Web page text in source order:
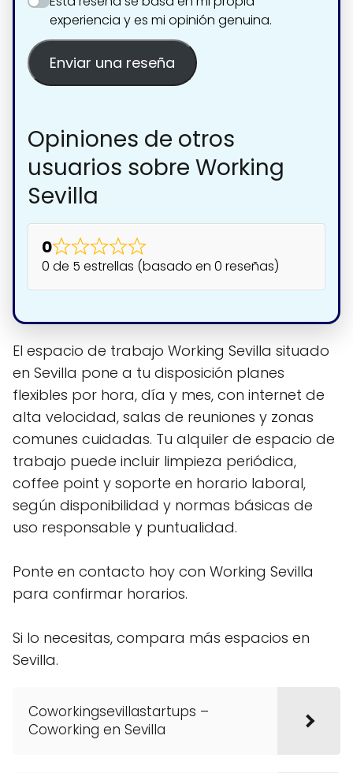
experiencia y es mi opinión genuina.
Enviar una reseña
Opiniones de otros
usuarios sobre Working
Sevilla
0
0 de 5 estrellas (basado en 0 reseñas)
El espacio de trabajo Working Sevilla situado
en Sevilla pone a tu disposición planes
flexibles por hora, día y mes, con internet de
alta velocidad, salas de reuniones y zonas
comunes cuidadas. Tu alquiler de espacio de
trabajo puede incluir limpieza periódica,
coffee point y soporte en horario laboral,
según disponibilidad y normas básicas de
uso responsable y puntualidad.
Ponte en contacto hoy con Working Sevilla
para confirmar horarios.
Si lo necesitas, compara más espacios en
Sevilla.
Coworkingsevillastartups –
Coworking en Sevilla